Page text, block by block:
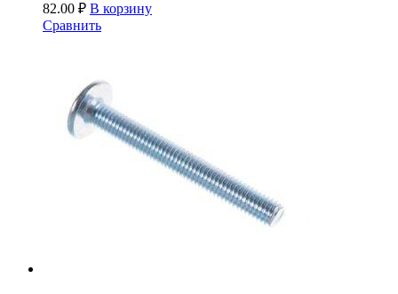
82.00 ₽ В корзину
Сравнить